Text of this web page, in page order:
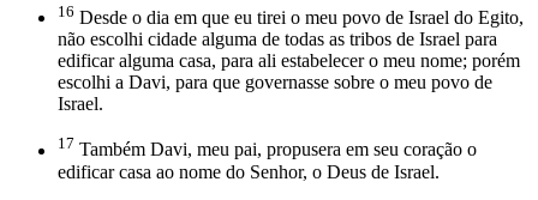
16 Desde o dia em que eu tirei o meu povo de Israel do Egito,
não escolhi cidade alguma de todas as tribos de Israel para
edificar alguma casa, para ali estabelecer o meu nome; porém
escolhi a Davi, para que governasse sobre o meu povo de
Israel.
17 Também Davi, meu pai, propusera em seu coração o
edificar casa ao nome do Senhor, o Deus de Israel.